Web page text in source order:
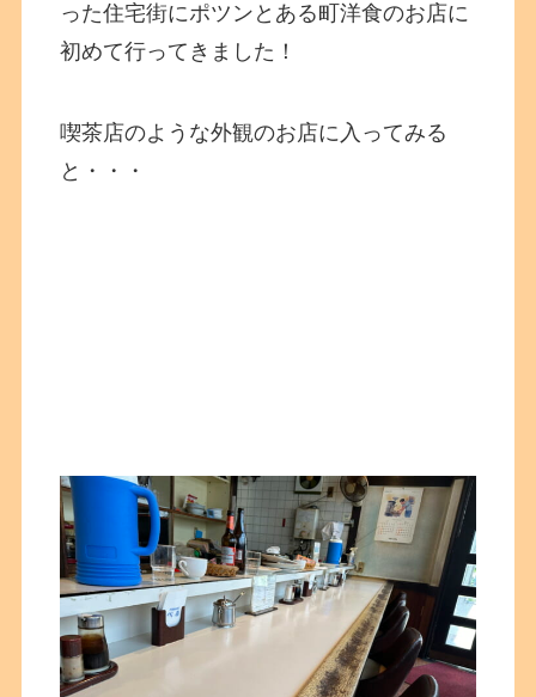
った住宅街にポツンとある町洋食のお店に
初めて行ってきました！
喫茶店のような外観のお店に入ってみる
と・・・